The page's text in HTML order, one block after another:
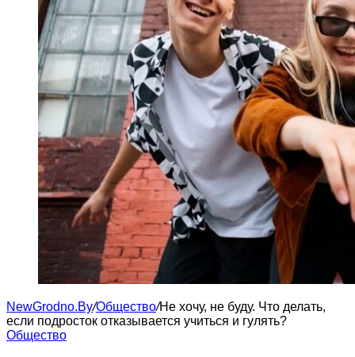
NewGrodno.By/Общество/Не хочу, не буду. Что делать,
если подросток отказывается учиться и гулять?
Общество